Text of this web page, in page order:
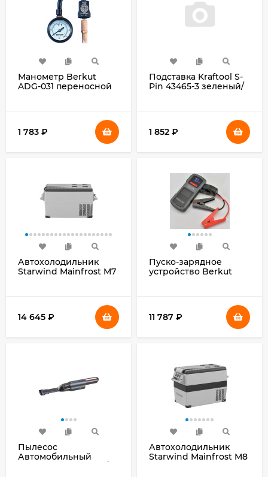
Манометр Berkut
ADG-031 переносной
1 783 ₽
Подставка Kraftool S-
Pin 43465-3 зеленый/
1 852 ₽
Автохолодильник
Starwind Mainfrost M7
14 645 ₽
Пуско-зарядное
устройство Berkut
11 787 ₽
Пылесос
Автомобильный
Автохолодильник
Starwind Mainfrost M8